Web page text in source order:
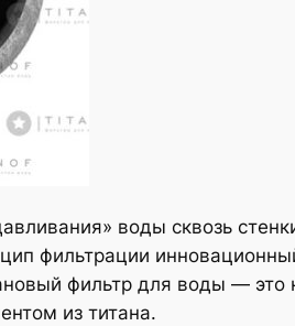
воды сквозь
фильтрации
фильтр для воды —
из титана.